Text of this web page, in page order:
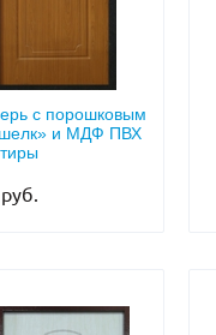
с порошковым
и МДФ ПВХ
руб.